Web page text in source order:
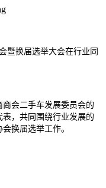
暨换届选举大会在行业同
会二手车发展委员会的
，共同围绕行业发展的
换届选举工作。